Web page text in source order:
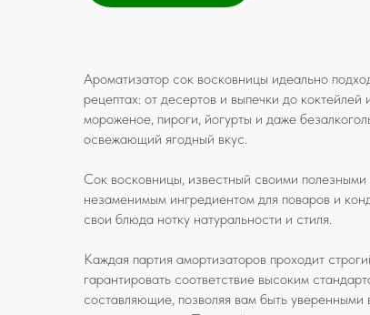
Ароматизатор сок восковницы идеально
рецептах: от десертов и выпечки до
мороженое, пироги, йогурты и даже
освежающий ягодный вкус.
Сок восковницы, известный своими
незаменимым ингредиентом для поваров и
свои блюда нотку натуральности и стиля.
Каждая партия амортизаторов проходит
гарантировать соответствие высоким
составляющие, позволяя вам быть уверенными